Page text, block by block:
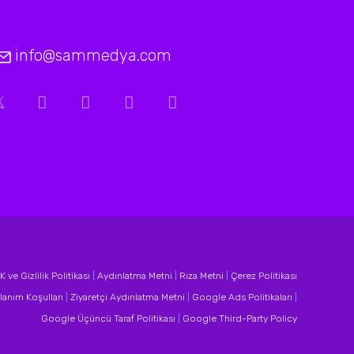
info@sammedya.com
ve Gizlilik Politikası Aydınlatma Metni Rıza Metni
Çerez Politikası
Koşulları Ziyaretçi Aydınlatma Metni Google Ads Politikaları
Google Üçüncü Taraf Politikası
Google Third-Party Policy